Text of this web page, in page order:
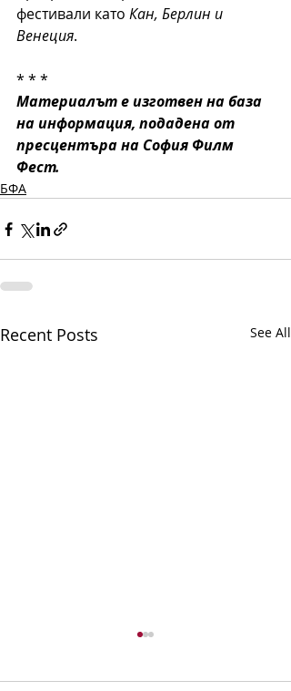
фестивали като Кан, Берлин и
Венеция.
* * *
Материалът е изготвен на база
на информация, подадена от
пресцентъра на София Филм
Фест.
БФА
Recent Posts See All